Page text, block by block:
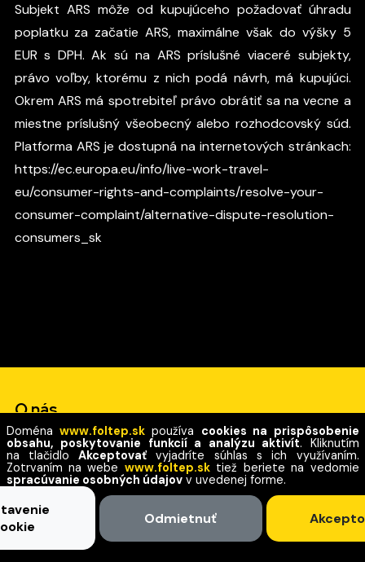
Subjekt ARS môže od kupujúceho požadovať úhradu
poplatku za začatie ARS, maximálne však do výšky 5
EUR s DPH. Ak sú na ARS príslušné viaceré subjekty,
právo voľby, ktorému z nich podá návrh, má kupujúci.
Okrem ARS má spotrebiteľ právo obrátiť sa na vecne a
miestne príslušný všeobecný alebo rozhodcovský súd.
Platforma ARS je dostupná na internetových stránkach:
https://ec.europa.eu/info/live-work-travel-
eu/consumer-rights-and-complaints/resolve-your-
consumer-complaint/alternative-dispute-resolution-
consumers_sk
O nás
Využite kvalitné a profesionálne služby so skvelými
cenami a modernými technológiami. Dovoľte nám
pomôcť Vám vytvoriť si čisté, príjemné a zdravé
prostredie. Tešíme sa na Vás!
Doména www.foltep.skpoužíva cookies na prispôsobenie
obsahu, poskytovanie funkcií a analýzu aktivít. Kliknutím
na tlačidloAkceptovaťvyjadríte súhlas s ich využívaním.
Zotrvaním na webe www.foltep.sktiež beriete na vedomie
spracúvanie osobných údajovv uvedenej forme.
Odmietnuť